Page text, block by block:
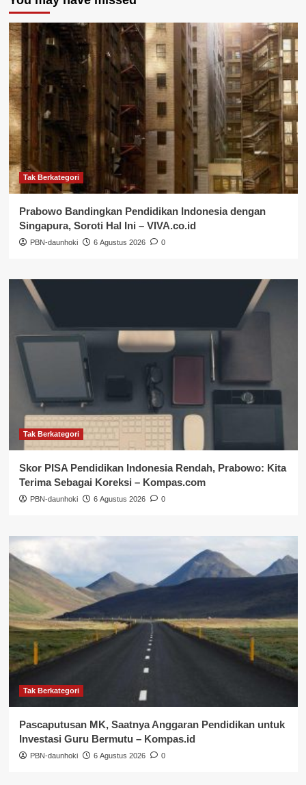
Tak Berkategori
Prabowo Bandingkan Pendidikan Indonesia dengan
Singapura, Soroti Hal Ini – VIVA.co.id
PBN-daunhoki 6 Agustus 2026 0
Tak Berkategori
Skor PISA Pendidikan Indonesia Rendah, Prabowo: Kita
Terima Sebagai Koreksi – Kompas.com
PBN-daunhoki 6 Agustus 2026 0
Tak Berkategori
Pascaputusan MK, Saatnya Anggaran Pendidikan untuk
Investasi Guru Bermutu – Kompas.id
PBN-daunhoki 6 Agustus 2026 0